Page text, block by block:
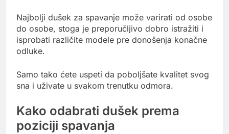
Najbolji dušek za spavanje može varirati od osobe
do osobe, stoga je preporučljivo dobro istražiti i
isprobati različite modele pre donošenja konačne
odluke.
Samo tako ćete uspeti da poboljšate kvalitet svog
sna i uživate u svakom trenutku odmora.
Kako odabrati dušek prema
poziciji spavanja